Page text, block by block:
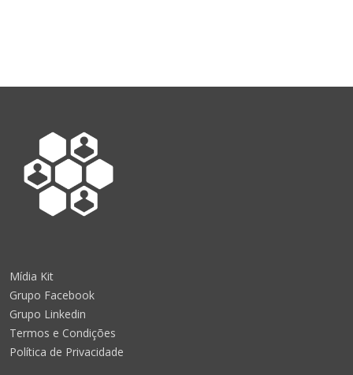
Mídia Kit
Grupo Facebook
Grupo Linkedin
Termos e Condições
Política de Privacidade